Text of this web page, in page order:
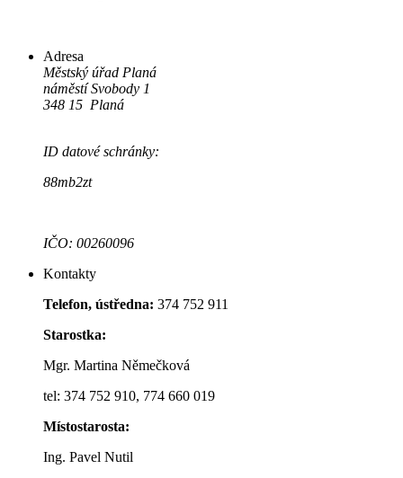
Adresa
Městský úřad Planá
náměstí Svobody 1
348 15 Planá
ID datové schránky:
88mb2zt
IČO: 00260096
Kontakty
Telefon, ústředna: 374 752 911
Starostka:
Mgr. Martina Němečková
tel: 374 752 910, 774 660 019
Místostarosta:
Ing. Pavel Nutil